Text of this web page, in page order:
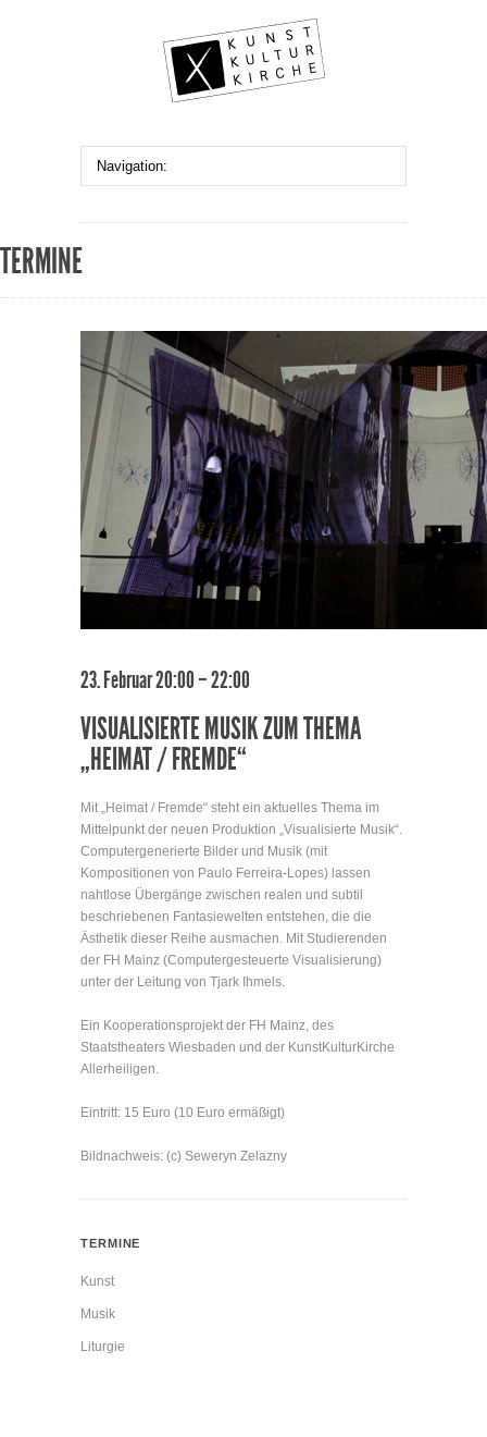
TERMINE
23. Februar 20:00 – 22:00
VISUALISIERTE MUSIK ZUM THEMA
„HEIMAT / FREMDE“
Mit „Heimat / Fremde“ steht ein aktuelles Thema im
Mittelpunkt der neuen Produktion „Visualisierte Musik“.
Computergenerierte Bilder und Musik (mit
Kompositionen von Paulo Ferreira-Lopes) lassen
nahtlose Übergänge zwischen realen und subtil
beschriebenen Fantasiewelten entstehen, die die
Ästhetik dieser Reihe ausmachen. Mit Studierenden
der FH Mainz (Computergesteuerte Visualisierung)
unter der Leitung von Tjark Ihmels.
Ein Kooperationsprojekt der FH Mainz, des
Staatstheaters Wiesbaden und der KunstKulturKirche
Allerheiligen.
Eintritt: 15 Euro (10 Euro ermäßigt)
Bildnachweis: (c) Seweryn Zelazny
TERMINE
Kunst
Musik
Liturgie